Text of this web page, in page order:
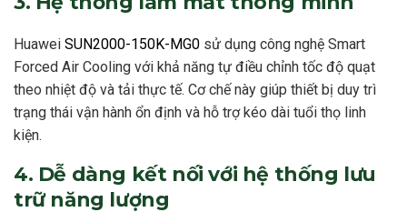
Huawei SUN2000-150K-MG0 sử dụng công nghệ Smart
Forced Air Cooling với khả năng tự điều chỉnh tốc độ quạt
theo nhiệt độ và tải thực tế. Cơ chế này giúp thiết bị duy trì
trạng thái vận hành ổn định và hỗ trợ kéo dài tuổi thọ linh
kiện.
4. Dễ dàng kết nối với hệ thống lưu
trữ năng lượng